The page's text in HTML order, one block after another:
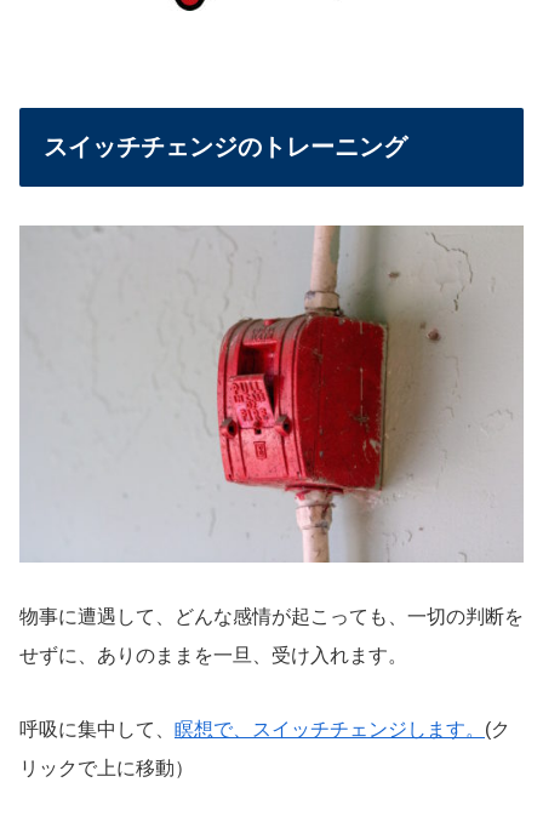
スイッチチェンジのトレーニング
物事に遭遇して、どんな感情が起こっても、一切の判断を
せずに、ありのままを一旦、受け入れます。
呼吸に集中して、 瞑想で、スイッチチェンジします。 (ク
リックで上に移動）